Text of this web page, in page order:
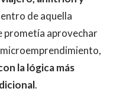
de aquella
prometía aprovechar
la lógica más
.